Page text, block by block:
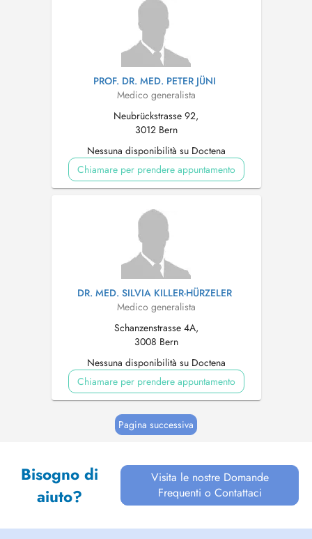
PROF. DR. MED. PETER JÜNI
Medico generalista
Neubrückstrasse 92,
3012 Bern
Nessuna disponibilità su Doctena
Chiamare per prendere appuntamento
DR. MED. SILVIA KILLER-HÜRZELER
Medico generalista
Schanzenstrasse 4A,
3008 Bern
Nessuna disponibilità su Doctena
Chiamare per prendere appuntamento
Pagina successiva
Bisogno di
aiuto?
Visita le nostre Domande
Frequenti o Contattaci